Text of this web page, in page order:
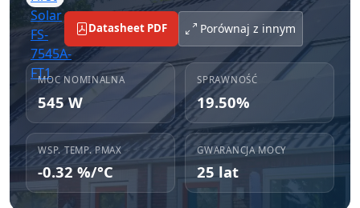
Datasheet PDF Porównaj z innym
MOC NOMINALNA
545 W
SPRAWNOŚĆ
19.50%
WSP. TEMP. PMAX
-0.32 %/°C
GWARANCJA MOCY
25 lat